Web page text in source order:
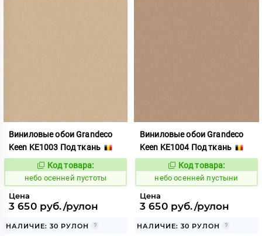
Виниловые обои Grandeco
Keen KE1003 Под ткань
1117824
Код товара:
небо осенней пустоты
Цена
3 650 руб./рулон
НАЛИЧИЕ: 30 РУЛОН
Виниловые обои Grandeco
Keen KE1004 Под ткань
1117825
Код товара:
небо осенней пустыни
Цена
3 650 руб./рулон
НАЛИЧИЕ: 30 РУЛОН